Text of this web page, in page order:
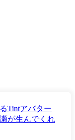
Tintアバター
が生んでくれ